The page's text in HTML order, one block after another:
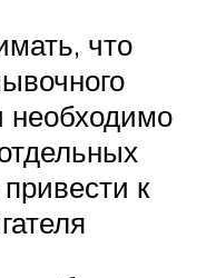
что
необходимо
к